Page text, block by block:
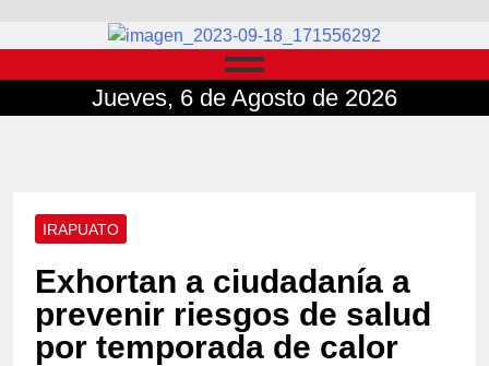
Jueves, 6 de Agosto de 2026
IRAPUATO
Exhortan a ciudadanía a
prevenir riesgos de salud
por temporada de calor